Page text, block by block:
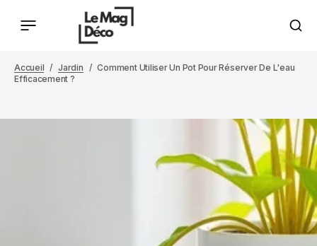
Accueil Jardin
Comment Utiliser Un Pot Pour Réserver De L'eau
Efficacement ?